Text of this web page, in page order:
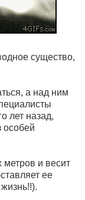
существо,
а над ним
лет назад,
особей
метров и весит
ее